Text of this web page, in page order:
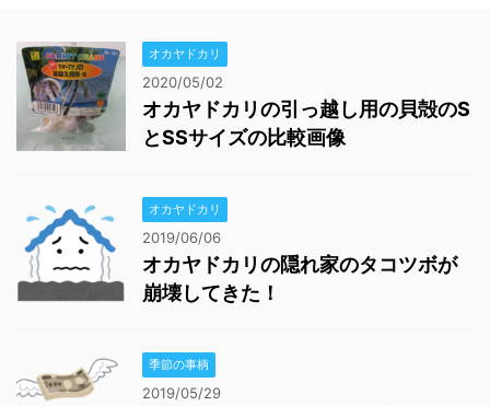
オカヤドカリ
2020/05/02
オカヤドカリの引っ越し用の貝殻のS
とSSサイズの比較画像
オカヤドカリ
2019/06/06
オカヤドカリの隠れ家のタコツボが
崩壊してきた！
季節の事柄
2019/05/29